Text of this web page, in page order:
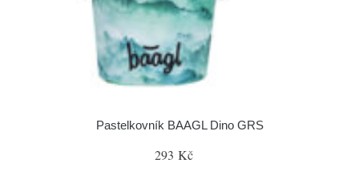
Pastelkovník BAAGL Dino GRS
293 Kč